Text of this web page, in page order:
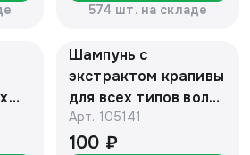
574 шт. на складе
Шампунь с
экстрактом крапивы
для всех типов волос
250мл "ФИТОСИЛА"
®
Арт. 105141
100 ₽